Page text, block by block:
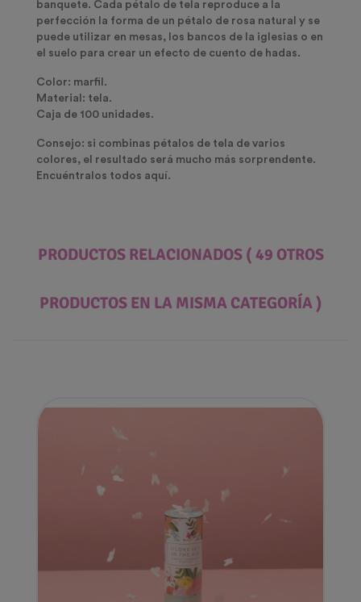
banquete. Cada pétalo de tela reproduce a la
perfección la forma de un pétalo de rosa natural y se
puede utilizar en mesas, los bancos de la iglesias o en
el suelo para crear un efecto de cuento de hadas.
Color: marfil.
Material: tela.
Caja de 100 unidades.
Consejo: si combinas pétalos de tela de varios
colores, el resultado será mucho más sorprendente.
Encuéntralos todos aquí.
PRODUCTOS RELACIONADOS ( 49 OTROS
PRODUCTOS EN LA MISMA CATEGORÍA )